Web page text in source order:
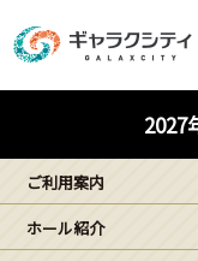
施設案内
ギャラクシティとは
2027
ご利用案内
ホール紹介